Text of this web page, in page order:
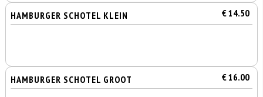
HAMBURGER SCHOTEL KLEIN € 14.50
HAMBURGER SCHOTEL GROOT € 16.00